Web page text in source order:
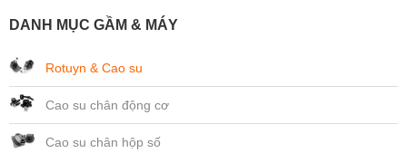
DANH MỤC GẦM & MÁY
Rotuyn & Cao su
Cao su chân động cơ
Cao su chân hộp số